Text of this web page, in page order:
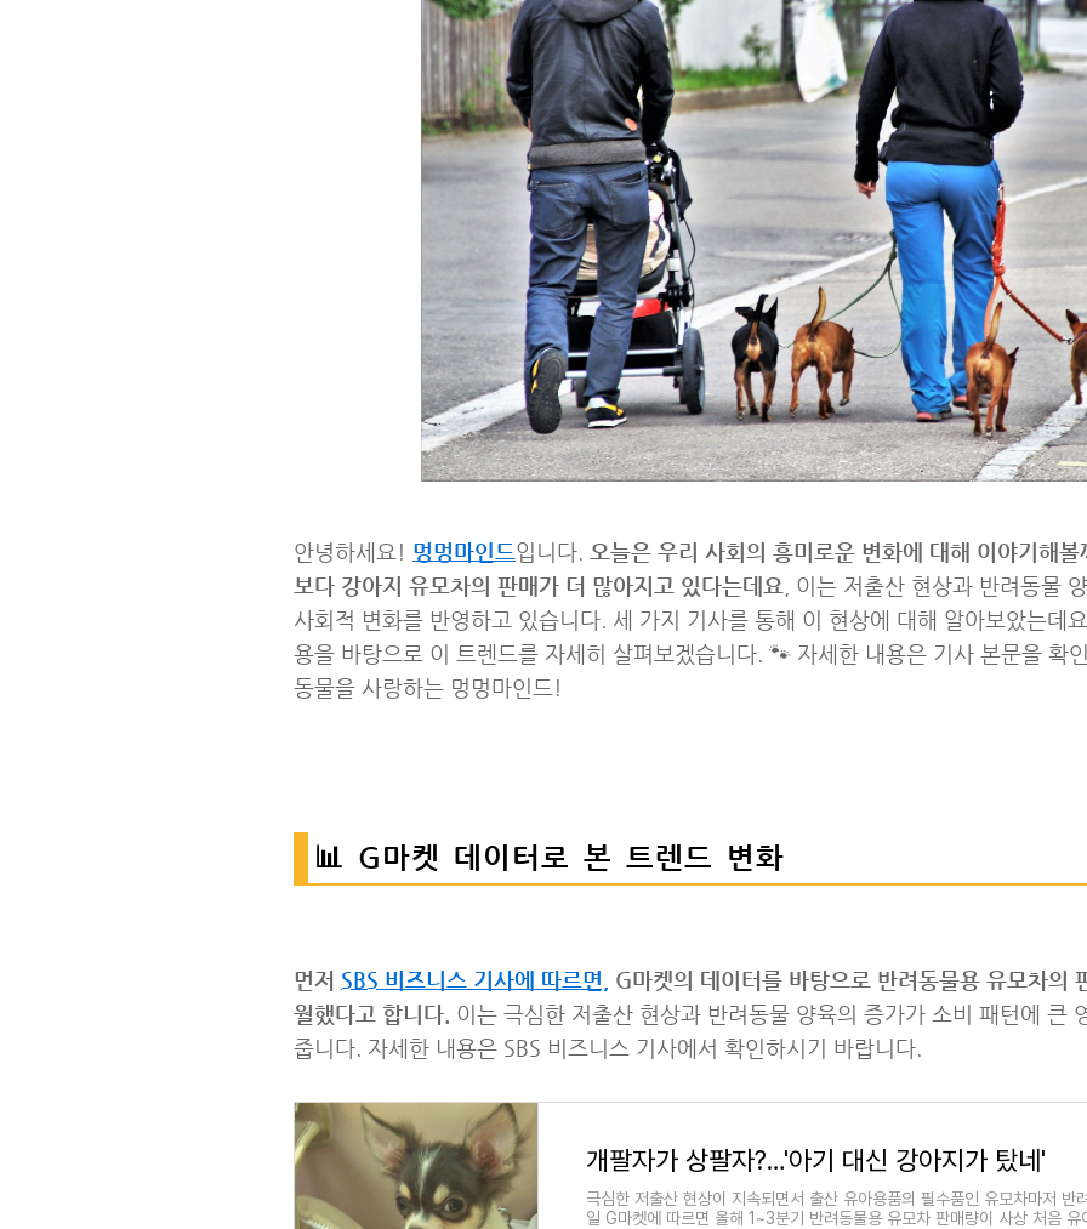
안녕하세요! 멍멍마인드입니다. 오늘은 우리 사회의 흥미로운 변화에 대해 이야기해
보다 강아지 유모차의 판매가 더 많아지고 있다는데요 , 이는 저출산 현상과 반려동물
사회적 변화를 반영하고 있습니다. 세 가지 기사를 통해 이 현상에 대해 알아보았는데
용을 바탕으로 이 트렌드를 자세히 살펴보겠습니다. 🐾 자세한 내용은 기사 본문을 확
동물을 사랑하는 멍멍마인드!
📊 G마켓 데이터로 본 트렌드 변화
먼저 SBS 비즈니스 기사에 따르면,
G마켓의 데이터를 바탕으로 반려동물용 유모차의
월했다고 합니다. 이는 극심한 저출산 현상과 반려동물 양육의 증가가 소비 패턴에 큰
줍니다. 자세한 내용은 SBS 비즈니스 기사에서 확인하시기 바랍니다.
개팔자가 상팔자?…'아기 대신 강아지가 탔네'
극심한 저출산 현상이 지속되면서 출산 유아용품의 필수품인 유모차마저 반
일 G마켓에 따르면 올해 1~3분기 반려동물용 유모차 판매량이 사상 처음 유